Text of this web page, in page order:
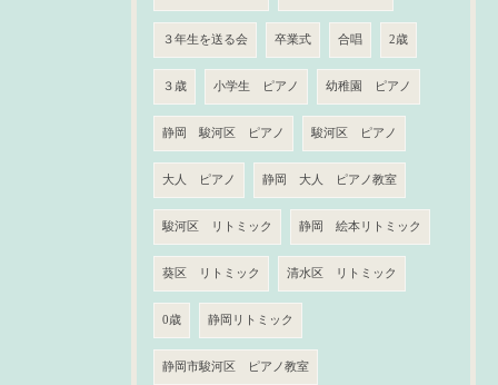
３年生を送る会 卒業式 合唱 2歳
３歳 小学生 ピアノ 幼稚園 ピアノ
静岡 駿河区 ピアノ 駿河区 ピアノ
大人 ピアノ 静岡 大人 ピアノ教室
駿河区 リトミック 静岡 絵本リトミック
葵区 リトミック 清水区 リトミック
0歳 静岡リトミック
静岡市駿河区 ピアノ教室